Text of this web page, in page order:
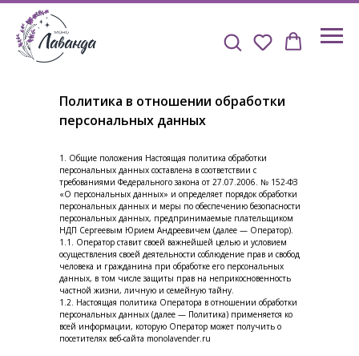
Политика в отношении обработки
персональных данных
1. Общие положения Настоящая политика обработки
персональных данных составлена в соответствии с
требованиями Федерального закона от 27.07.2006. № 152-ФЗ
«О персональных данных» и определяет порядок обработки
персональных данных и меры по обеспечению безопасности
персональных данных, предпринимаемые плательщиком
НДП Сергеевым Юрием Андреевичем (далее — Оператор).
1.1. Оператор ставит своей важнейшей целью и условием
осуществления своей деятельности соблюдение прав и свобод
человека и гражданина при обработке его персональных
данных, в том числе защиты прав на неприкосновенность
частной жизни, личную и семейную тайну.
1.2. Настоящая политика Оператора в отношении обработки
персональных данных (далее — Политика) применяется ко
всей информации, которую Оператор может получить о
посетителях веб-сайта monolavender.ru